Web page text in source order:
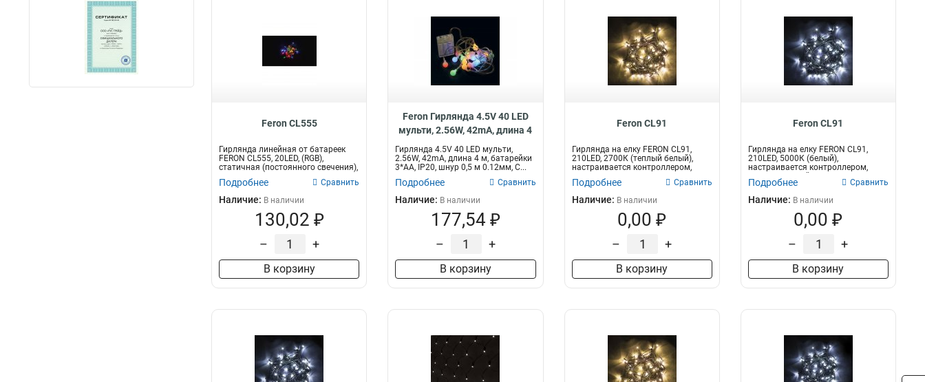
Feron CL555
Гирлянда линейная от батареек
FERON CL555, 20LED, (RGB),
статичная (постоянного свечения),
Подробнее Сравнить
Наличие: В наличии
130,02 ₽
– +
В корзину
Feron Гирлянда 4.5V 40 LED
мульти, 2.56W, 42mA, длина 4
м, батарейки 3*АА, IP20
Гирлянда 4.5V 40 LED мульти,
2.56W, 42mA, длина 4 м, батарейки
3*АА, IP20, шнур 0,5 м 0.12мм, C...
Подробнее Сравнить
Наличие: В наличии
177,54 ₽
– +
В корзину
Feron CL91
Гирлянда на елку FERON CL91,
210LED, 2700К (теплый белый),
настраивается контроллером,
3м+4м зе...
Подробнее Сравнить
Наличие: В наличии
0,00 ₽
– +
В корзину
Feron CL91
Гирлянда на елку FERON CL91,
210LED, 5000К (белый),
настраивается контроллером,
3м+4м зеленый ш...
Подробнее Сравнить
Наличие: В наличии
0,00 ₽
– +
В корзину